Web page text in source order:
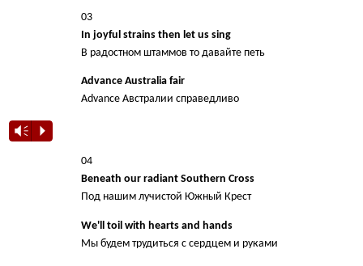
03
In joyful strains then let us sing
В радостном штаммов то давайте петь
Advance Australia fair
Advance Австралии справедливо
Vm P
04
Beneath our radiant Southern Cross
Под нашим лучистой Южный Крест
We'll toil with hearts and hands
Мы будем трудиться с сердцем и руками